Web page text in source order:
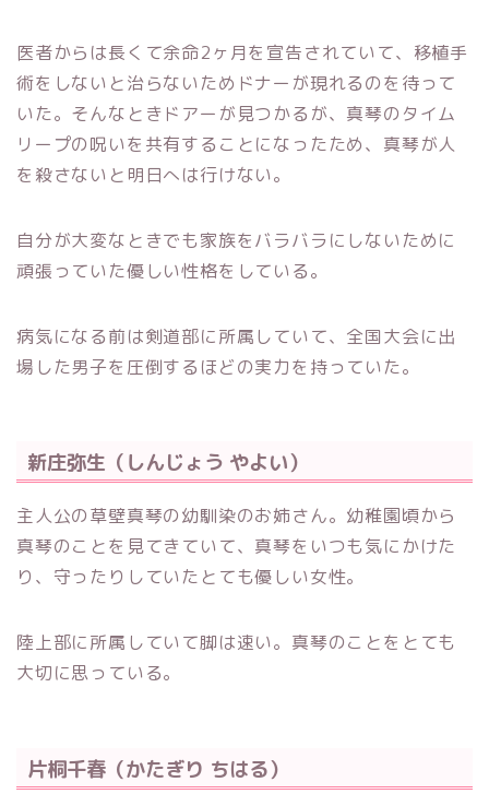
医者からは長くて余命2ヶ月を宣告されていて、移植手
術をしないと治らないためドナーが現れるのを待って
いた。そんなときドアーが見つかるが、真琴のタイム
リープの呪いを共有することになったため、真琴が人
を殺さないと明日へは行けない。
自分が大変なときでも家族をバラバラにしないために
頑張っていた優しい性格をしている。
病気になる前は剣道部に所属していて、全国大会に出
場した男子を圧倒するほどの実力を持っていた。
新庄弥生（しんじょう やよい）
主人公の草壁真琴の幼馴染のお姉さん。幼稚園頃から
真琴のことを見てきていて、真琴をいつも気にかけた
り、守ったりしていたとても優しい女性。
陸上部に所属していて脚は速い。真琴のことをとても
大切に思っている。
片桐千春（かたぎり ちはる）